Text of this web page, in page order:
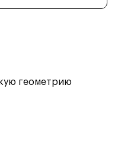
геометрию